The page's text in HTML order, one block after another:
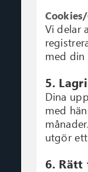
Vi delar
med
5.
Dina
med
utgör
6.